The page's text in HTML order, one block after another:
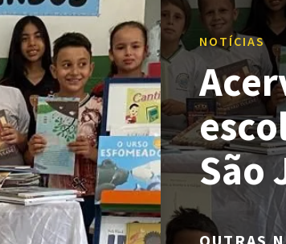
NOTÍCIAS
São
OUTRAS